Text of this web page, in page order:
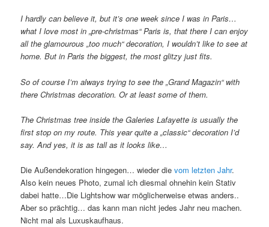
I hardly can believe it, but it’s one week since I was in Paris…
what I love most in „pre-christmas“ Paris is, that there I can enjoy
all the glamourous „too much“ decoration, I wouldn’t like to see at
home. But in Paris the biggest, the most glitzy just fits.
So of course I’m always trying to see the „Grand Magazin“ with
there Christmas decoration. Or at least some of them.
The Christmas tree inside the Galeries Lafayette is usually the
first stop on my route. This year quite a „classic“ decoration I’d
say. And yes, it is as tall as it looks like…
Die Außendekoration hingegen… wieder dievom letzten Jahr.
Also kein neues Photo, zumal ich diesmal ohnehin kein Stativ
dabei hatte…Die Lightshow war möglicherweise etwas anders..
Aber so prächtig… das kann man nicht jedes Jahr neu machen.
Nicht mal als Luxuskaufhaus.